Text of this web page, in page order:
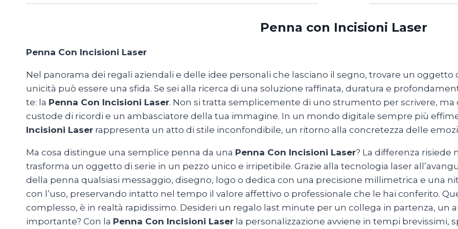
Penna con Incisioni Laser
Penna Con Incisioni Laser
Nel panorama dei regali aziendali e delle idee personali che lasciano il segno, trovare un
unicità può essere una sfida. Se sei alla ricerca di una soluzione raffinata, duratura e
te: la Penna Con Incisioni Laser. Non si tratta semplicemente di uno strumento per scrivere,
custode di ricordi e un ambasciatore della tua immagine. In un mondo digitale sempre più
Incisioni Laser rappresenta un atto di stile inconfondibile, un ritorno alla concretezza delle
Ma cosa distingue una semplice penna da una Penna Con Incisioni Laser? La differenza risiede
trasforma un oggetto di serie in un pezzo unico e irripetibile. Grazie alla tecnologia laser
della penna qualsiasi messaggio, disegno, logo o dedica con una precisione millimetrica e una
con l’uso, preservando intatto nel tempo il valore affettivo o professionale che le hai conferito.
complesso, è in realtà rapidissimo. Desideri un regalo last minute per un collega in partenza,
importante? Con la Penna Con Incisioni Laser la personalizzazione avviene in tempi